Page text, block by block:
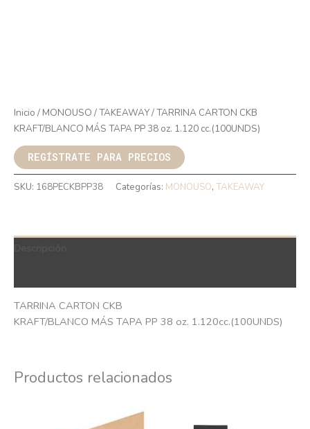
Inicio / MONOUSO /TAKEAWAY/ TARRINA CARTON CKB
KRAFT/BLANCO MÁS TAPA PP 38 oz. 1.120 cc.(100UNDS)
REGÍSTRATE PARA PRECIOS
SKU: 168PECKBPP38 Categorías: MONOUSO, TAKEAWAY
TARRINA CARTON CKB
KRAFT/BLANCO MÁS TAPA PP 38 oz. 1.120cc.(100UNDS)
Productos relacionados